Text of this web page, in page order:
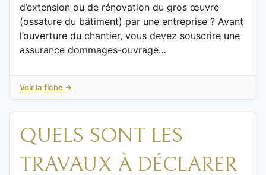
d’extension ou de rénovation du gros œuvre
(ossature du bâtiment) par une entreprise ? Avant
l’ouverture du chantier, vous devez souscrire une
assurance dommages-ouvrage…
Voir la fiche →
QUELS SONT LES
TRAVAUX À DÉCLARER